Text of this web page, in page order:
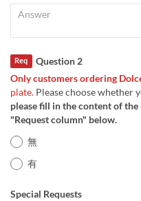
Question 2
Req
Only customers ordering
plate. Please choose whether
please fill in the content of
"Request column" below.
無
有
Special Requests